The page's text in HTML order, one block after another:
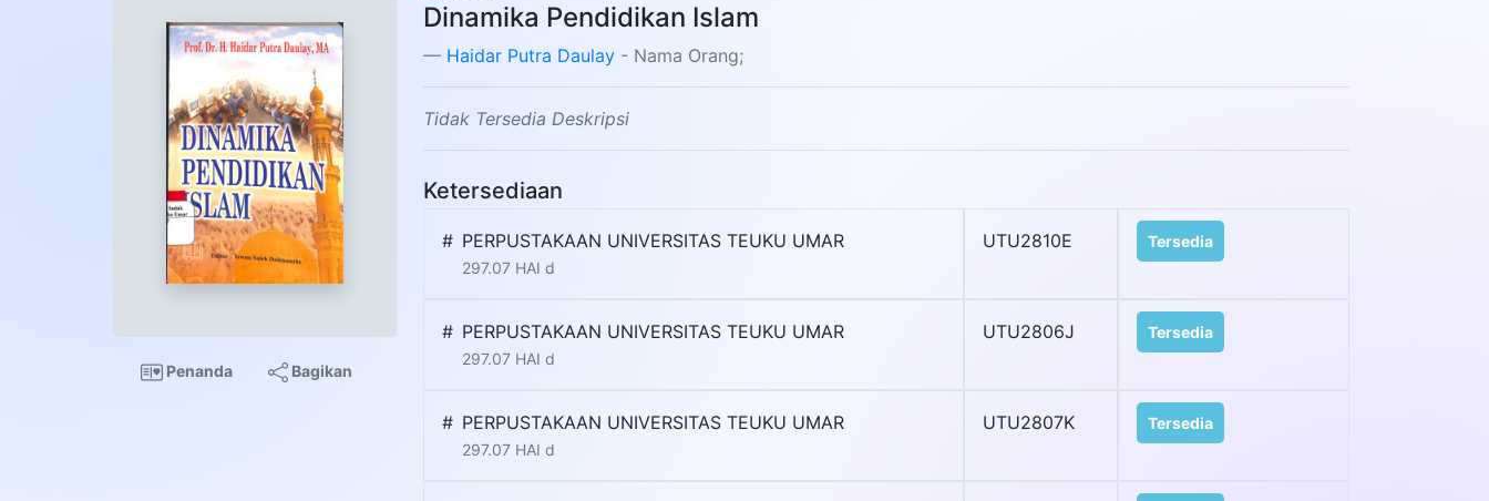
Penanda Bagikan
Dinamika Pendidikan Islam
Haidar Putra Daulay - Nama Orang;
Tidak Tersedia Deskripsi
Ketersediaan
# PERPUSTAKAAN UNIVERSITAS TEUKU UMAR
297.07 HAI d
UTU2810E Tersedia
# PERPUSTAKAAN UNIVERSITAS TEUKU UMAR
297.07 HAI d
UTU2806J Tersedia
# PERPUSTAKAAN UNIVERSITAS TEUKU UMAR
297.07 HAI d
UTU2807K Tersedia